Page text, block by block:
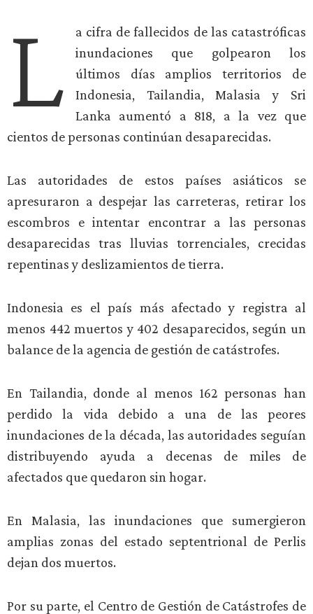
L
a cifra de fallecidos de las catastróficas
inundaciones que golpearon los
últimos días amplios territorios de
Indonesia, Tailandia, Malasia y Sri
Lanka aumentó a 818, a la vez que
cientos de personas continúan desaparecidas.
Las autoridades de estos países asiáticos se
apresuraron a despejar las carreteras, retirar los
escombros e intentar encontrar a las personas
desaparecidas tras lluvias torrenciales, crecidas
repentinas y deslizamientos de tierra.
Indonesia es el país más afectado y registra al
menos 442 muertos y 402 desaparecidos, según un
balance de la agencia de gestión de catástrofes.
En Tailandia, donde al menos 162 personas han
perdido la vida debido a una de las peores
inundaciones de la década, las autoridades seguían
distribuyendo ayuda a decenas de miles de
afectados que quedaron sin hogar.
En Malasia, las inundaciones que sumergieron
amplias zonas del estado septentrional de Perlis
dejan dos muertos.
Por su parte, el Centro de Gestión de Catástrofes de